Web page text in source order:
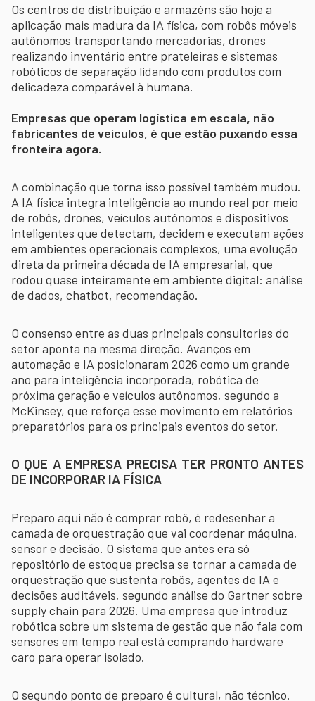
Os centros de distribuição e armazéns são hoje a
aplicação mais madura da IA física, com robôs móveis
autônomos transportando mercadorias, drones
realizando inventário entre prateleiras e sistemas
robóticos de separação lidando com produtos com
delicadeza comparável à humana.
Empresas que operam logística em escala, não
fabricantes de veículos, é que estão puxando essa
fronteira agora.
A combinação que torna isso possível também mudou.
A IA física integra inteligência ao mundo real por meio
de robôs, drones, veículos autônomos e dispositivos
inteligentes que detectam, decidem e executam ações
em ambientes operacionais complexos, uma evolução
direta da primeira década de IA empresarial, que
rodou quase inteiramente em ambiente digital: análise
de dados, chatbot, recomendação.
O consenso entre as duas principais consultorias do
setor aponta na mesma direção. Avanços em
automação e IA posicionaram 2026 como um grande
ano para inteligência incorporada, robótica de
próxima geração e veículos autônomos, segundo a
McKinsey, que reforça esse movimento em relatórios
preparatórios para os principais eventos do setor.
O QUE A EMPRESA PRECISA TER PRONTO ANTES
DE INCORPORAR IA FÍSICA
Preparo aqui não é comprar robô, é redesenhar a
camada de orquestração que vai coordenar máquina,
sensor e decisão. O sistema que antes era só
repositório de estoque precisa se tornar a camada de
orquestração que sustenta robôs, agentes de IA e
decisões auditáveis, segundo análise do Gartner sobre
supply chain para 2026. Uma empresa que introduz
robótica sobre um sistema de gestão que não fala com
sensores em tempo real está comprando hardware
caro para operar isolado.
O segundo ponto de preparo é cultural, não técnico.